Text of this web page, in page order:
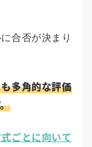
合否が決まり
多角的な評価
ごとに向いて